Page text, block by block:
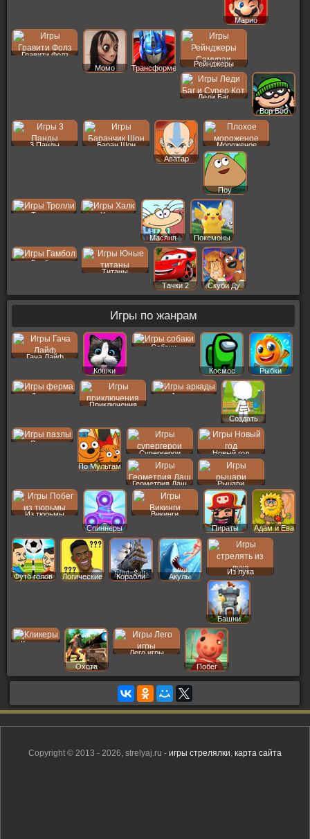
Марио
Гравити Фолз
Момо
Трансформеры
Рейнджеры
Леди Баг
Вор Боб
3 Панды
Баран Шон
Аватар
Мороженое
Поу
Тролли Халк
Масяня Покемоны
Гамбол
Титаны
Тачки 2
Скуби Ду
Игры по жанрам
Гача Лайф
Кошки
Собаки
Космос Рыбки
Ферма
Приключения
Аркады
Создать
Пер
Пазлы
По Мультам
Супергерои Новый год
Геометрия Даш Рыцари
Из тюрьмы
Спиннеры
Викинги
Пираты
Адам и Ева
Футб голов Логические Корабли Акулы
Из лука
Башни
Кликеры
Охота
Лего игры
Побег
Copyright © 2013 - 2026, strelyaj.ru - игры стрелялки, карта сайта